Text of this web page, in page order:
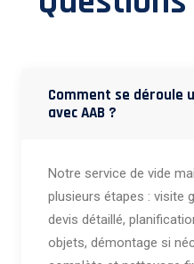
Comment se déroule
avec AAB ?
Notre service de vide
plusieurs étapes : visite
devis détaillé,
objets, démontage si